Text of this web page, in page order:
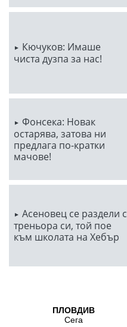
Кючуков: Имаше
чиста дузпа за нас!
Фонсека: Новак
остарява, затова ни
предлага по-кратки
мачове!
Асеновец се раздели с
треньора си, той пое
към школата на Хебър